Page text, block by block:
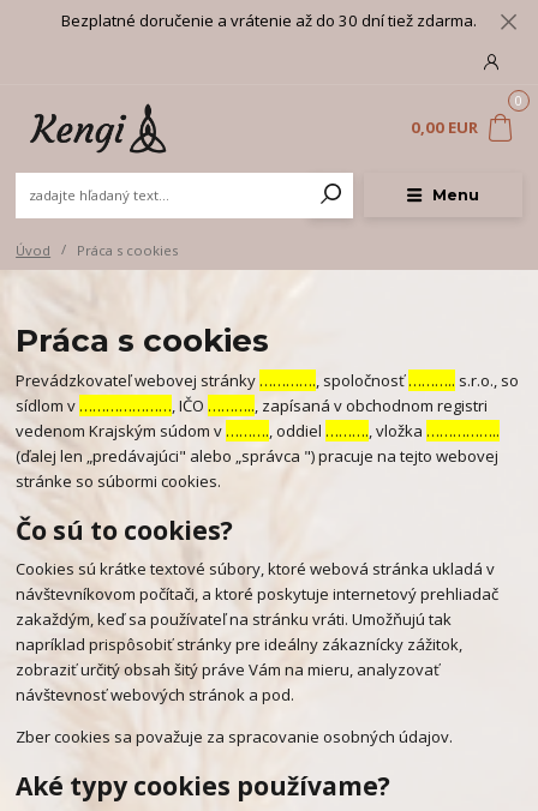
Bezplatné doručenie a vrátenie až do 30 dní tiež zdarma.
Menu
0
0,00 EUR
Úvod Práca s cookies
Práca s cookies
Prevádzkovateľ webovej stránky …………. , spoločnosť……….. s.r.o., so
sídlom v ………………… , IČO ……….. , zapísaná v obchodnom registri
vedenom Krajským súdom v ………. , oddiel ………. , vložka ……………..
(ďalej len „predávajúci" alebo „správca ") pracuje na tejto webovej
stránke so súbormi cookies.
Čo sú to cookies?
Cookies sú krátke textové súbory, ktoré webová stránka ukladá v
návštevníkovom počítači, a ktoré poskytuje internetový prehliadač
zakaždým, keď sa používateľ na stránku vráti. Umožňujú tak
napríklad prispôsobiť stránky pre ideálny zákaznícky zážitok,
zobraziť určitý obsah šitý práve Vám na mieru, analyzovať
návštevnosť webových stránok a pod.
Zber cookies sa považuje za spracovanie osobných údajov.
Aké typy cookies používame?